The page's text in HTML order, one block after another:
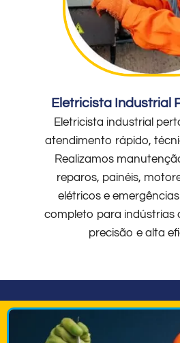
Eletricista Industrial
Eletricista industrial
atendimento rápido,
Realizamos
reparos, painéis,
elétricos e
completo para indústrias
precisão e alta